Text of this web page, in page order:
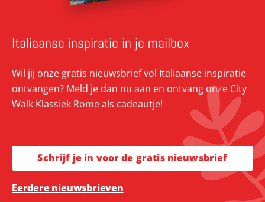
Italiaanse inspiratie in je mailbox
Wil jij onze gratis nieuwsbrief vol Italiaanse inspiratie
ontvangen? Meld je dan nu aan en ontvang onze City
Walk Klassiek Rome als cadeautje!
Schrijf je in voor de gratis nieuwsbrief
Eerdere nieuwsbrieven